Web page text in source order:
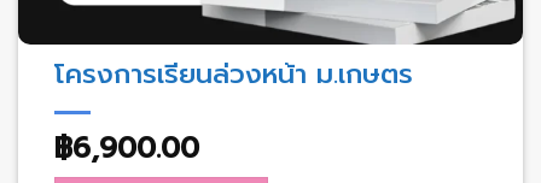
โครงการเรียนล่วงหน้า ม.เกษตร
฿6,900.00